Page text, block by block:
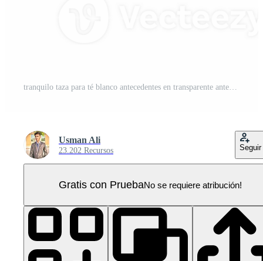
tranquilo taza para té blanco antecedentes en transparente antecedentes. PNG Pro
Usman Ali
23.202 Recursos Seguir
Gratis con PruebaNo se requiere atribución!